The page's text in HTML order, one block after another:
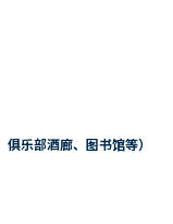
乐部酒廊、图书馆等）